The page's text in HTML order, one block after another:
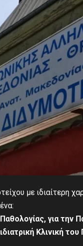
με ιδιαίτερη
για την
Κλινική